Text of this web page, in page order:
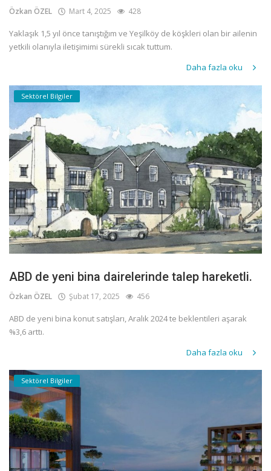
Özkan ÖZEL Mart 4, 2025 428
Yaklaşık 1,5 yıl önce tanıştığım ve Yeşilköy de köşkleri olan bir ailenin
yetkili olanıyla iletişimimi sürekli sıcak tuttum.
Daha fazla oku
Sektörel Bilgiler
ABD de yeni bina dairelerinde talep hareketli.
Özkan ÖZEL Şubat 17, 2025 456
ABD de yeni bina konut satışları, Aralık 2024 te beklentileri aşarak
%3,6 arttı.
Daha fazla oku
Sektörel Bilgiler